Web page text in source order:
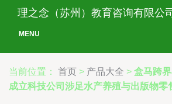
理之念（苏州）教育咨询有限公司
MENU
当前位置： 首页 > 产品大全 > 盒马跨
成立科技公司涉足水产养殖与出版物零